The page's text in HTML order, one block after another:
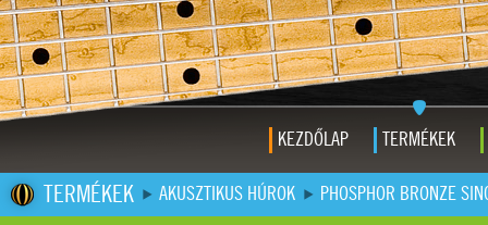
KEZDŐLAP TERMÉKEK
TERMÉKEK AKUSZTIKUS HÚROK
PHOSPHOR BRONZE